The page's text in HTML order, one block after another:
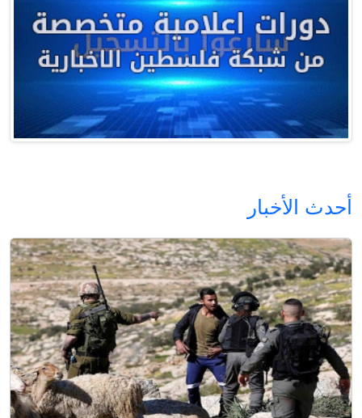
أحدث الأخبار